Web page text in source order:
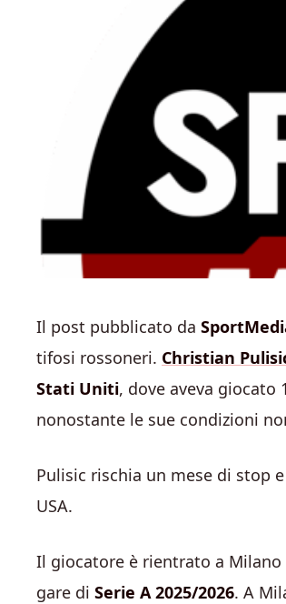
Il post pubblicato da
tifosi rossoneri. Christian
Stati Uniti, dove aveva giocato
nonostante le sue condizioni
Pulisic rischia un mese di stop
USA.
Il giocatore è rientrato a
gare di Serie A 2025/2026. A